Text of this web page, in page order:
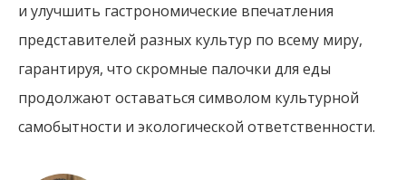
и улучшить гастрономические впечатления
представителей разных культур по всему миру,
гарантируя, что скромные палочки для еды
продолжают оставаться символом культурной
самобытности и экологической ответственности.